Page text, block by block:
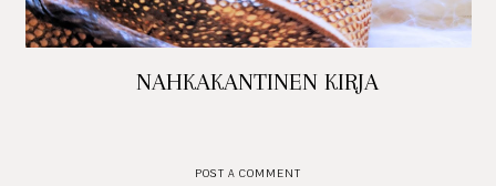
NAHKAKANTINEN KIRJA
POST A COMMENT